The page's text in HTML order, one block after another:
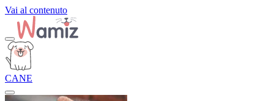
Vai al contenuto
CANE